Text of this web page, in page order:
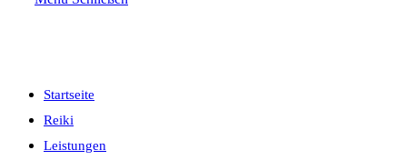
umschalten
Startseite
Reiki
Leistungen